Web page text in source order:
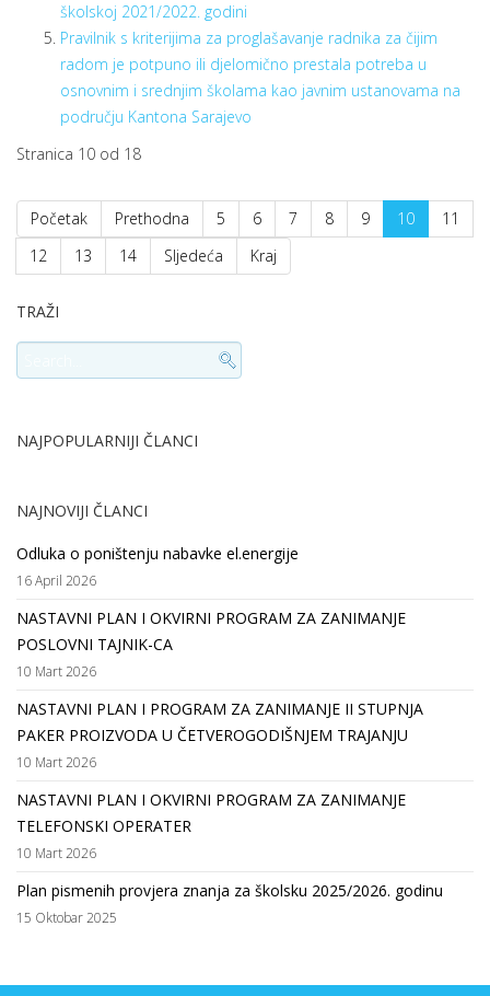
školskoj 2021/2022. godini
Pravilnik s kriterijima za proglašavanje radnika za čijim
radom je potpuno ili djelomično prestala potreba u
osnovnim i srednjim školama kao javnim ustanovama na
području Kantona Sarajevo
Stranica 10 od 18
Početak Prethodna 5 6 7 8 9 10
11
12
13 14 Sljedeća Kraj
TRAŽI
NAJPOPULARNIJI ČLANCI
NAJNOVIJI ČLANCI
Odluka o poništenju nabavke el.energije
16 April 2026
NASTAVNI PLAN I OKVIRNI PROGRAM ZA ZANIMANJE
POSLOVNI TAJNIK-CA
10 Mart 2026
NASTAVNI PLAN I PROGRAM ZA ZANIMANJE II STUPNJA
PAKER PROIZVODA U ČETVEROGODIŠNJEM TRAJANJU
10 Mart 2026
NASTAVNI PLAN I OKVIRNI PROGRAM ZA ZANIMANJE
TELEFONSKI OPERATER
10 Mart 2026
Plan pismenih provjera znanja za školsku 2025/2026. godinu
15 Oktobar 2025